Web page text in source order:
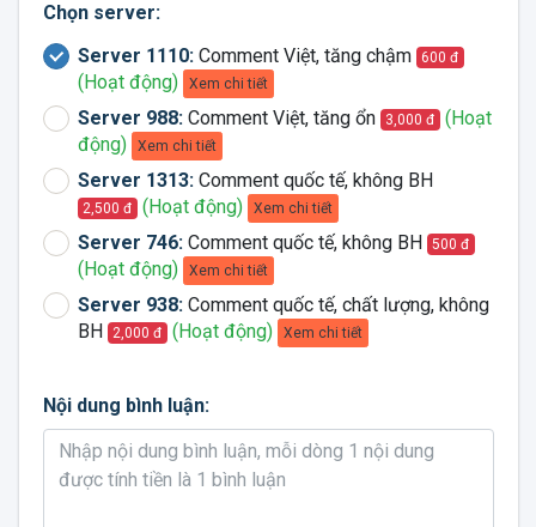
Chọn server:
Server 1110:Comment Việt, tăng chậm 600 đ
(Hoạt động) Xem chi tiết
Server 988:Comment Việt, tăng ổn 3,000 đ
(Hoạt
động)
Xem chi tiết
Server 1313:Comment quốc tế, không BH
2,500 đ (Hoạt động) Xem chi tiết
Server 746:Comment quốc tế, không BH 500 đ
(Hoạt động) Xem chi tiết
Server 938:Comment quốc tế, chất lượng, không
BH
2,000 đ (Hoạt động) Xem chi tiết
Nội dung bình luận: